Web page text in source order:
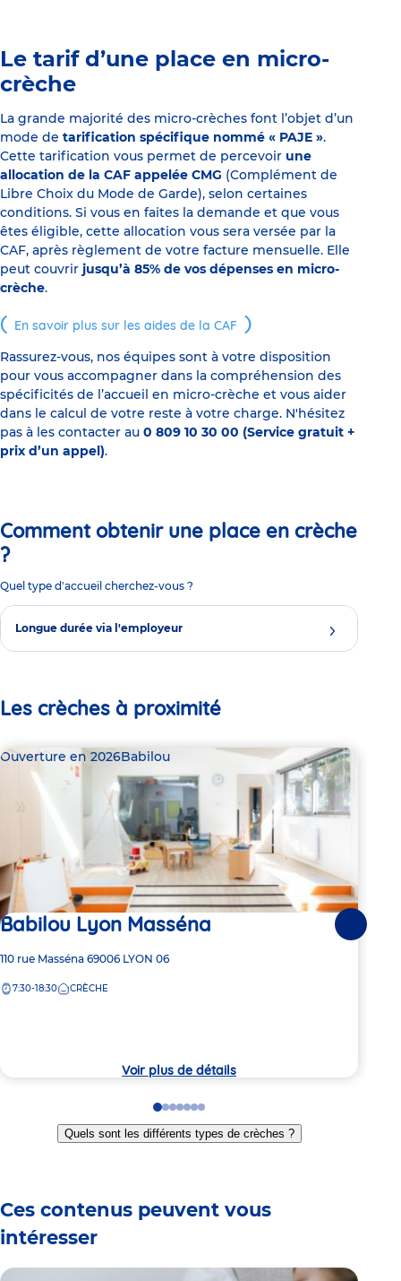
Le tarif d’une place en micro-
crèche
La grande majorité des micro-crèches font l’objet d’un
mode de tarification spécifique nommé « PAJE ».
Cette tarification vous permet de percevoir une
allocation de la CAF appelée CMG (Complément de
Libre Choix du Mode de Garde), selon certaines
conditions. Si vous en faites la demande et que vous
êtes éligible, cette allocation vous sera versée par la
CAF, après règlement de votre facture mensuelle. Elle
peut couvrir jusqu’à 85% de vos dépenses en micro-
crèche.
En savoir plus sur les aides de la CAF
Rassurez-vous, nos équipes sont à votre disposition
pour vous accompagner dans la compréhension des
spécificités de l’accueil en micro-crèche et vous aider
dans le calcul de votre reste à votre charge. N'hésitez
pas à les contacter au 0 809 10 30 00 (Service gratuit +
prix d’un appel).
Comment obtenir une place en crèche
?
Quel type d'accueil cherchez-vous ?
Longue durée via l'employeur
Les crèches à proximité
Ouverture en 2026Babilou
Babilou Lyon Masséna
Adresse
la
110 rue Masséna 69006 LYON 06
7:30-18:30 CRÈCHE
Voir plus de détails
Go
to
slide
Go
to
slide
Go
to
slide
Go
to
slide
Go
to
slide
Go
to
slide
Go
to
slide
Quels sont les différents types de crèches ?
Ces contenus peuvent vous
intéresser